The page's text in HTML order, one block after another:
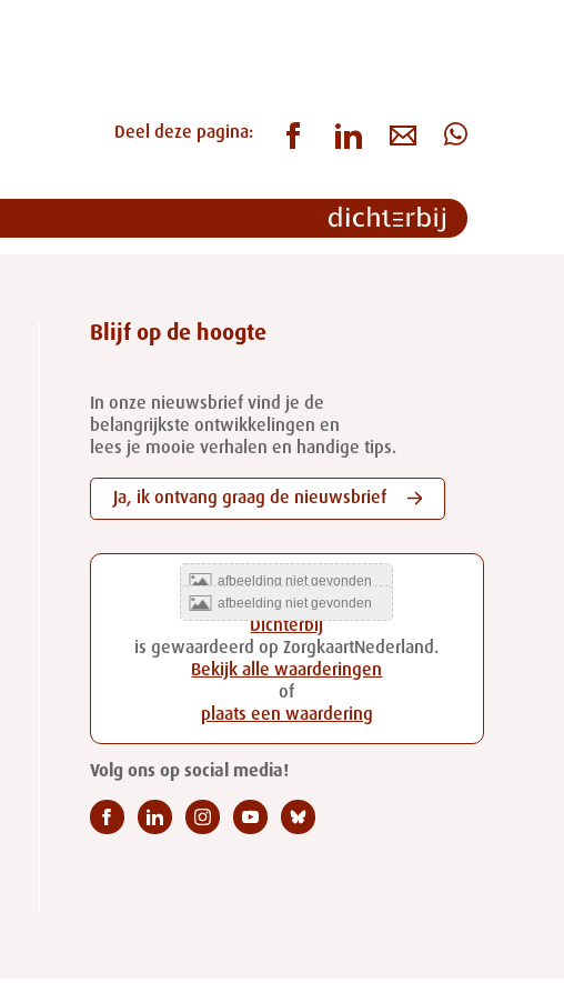
Deel deze pagina:
Blijf op de hoogte
In onze nieuwsbrief vind je de
belangrijkste ontwikkelingen en
lees je mooie verhalen en handige tips.
Ja, ik ontvang graag de nieuwsbrief
Dichterbij
is gewaardeerd op ZorgkaartNederland.
Bekijk alle waarderingen
of
plaats een waardering
Volg ons op social media!